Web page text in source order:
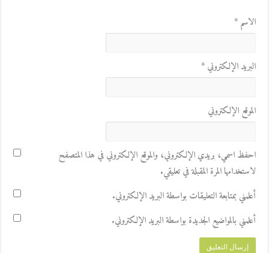
الاسم*
البريد الإلكتروني*
الموقع الإلكتروني
احفظ اسمي، بريدي الإلكتروني، والموقع الإلكتروني في هذا المتصفح
لاستخدامها المرة المقبلة في تعليقي.
أعلمني بمتابعة التعليقات بواسطة البريد الإلكتروني.
أعلمني بالمواضيع الجديدة بواسطة البريد الإلكتروني.